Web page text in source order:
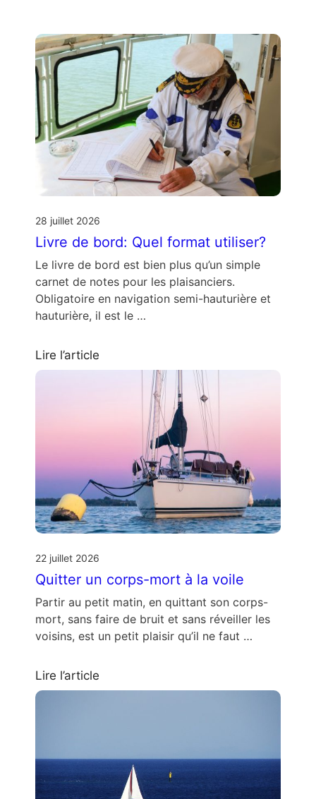
28 juillet 2026
Livre de bord: Quel format utiliser?
Le livre de bord est bien plus qu’un simple
carnet de notes pour les plaisanciers.
Obligatoire en navigation semi-hauturière et
hauturière, il est le …
Lire l’article
22 juillet 2026
Quitter un corps-mort à la voile
Partir au petit matin, en quittant son corps-
mort, sans faire de bruit et sans réveiller les
voisins, est un petit plaisir qu’il ne faut …
Lire l’article